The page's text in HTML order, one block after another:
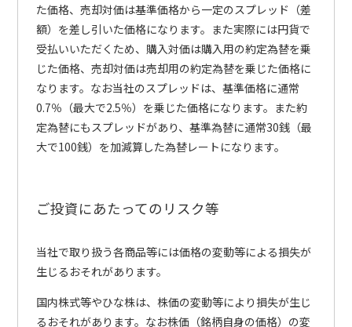
た価格、売却対価は基準価格から一定のスプレッド（差
額）を差し引いた価格になります。また実際には円貨で
受払いいただくため、購入対価は購入用の約定為替を乗
じた価格、売却対価は売却用の約定為替を乗じた価格に
なります。なお当社のスプレッドは、基準価格に通常
0.7％（最大で2.5％）を乗じた価格になります。また約
定為替にもスプレッドがあり、基準為替に通常30銭（最
大で100銭）を加減算した為替レートになります。
ご投資にあたってのリスク等
当社で取り扱う各商品等には価格の変動等による損失が
生じるおそれがあります。
国内株式等やひな株は、株価の変動等により損失が生じ
るおそれがあります。なお株価（銘柄自身の価格）の変